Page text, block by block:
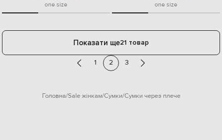
one size one size
Показати ще21 товар
1 2 3
Головна Sale жінкам Сумки Сумки через плече